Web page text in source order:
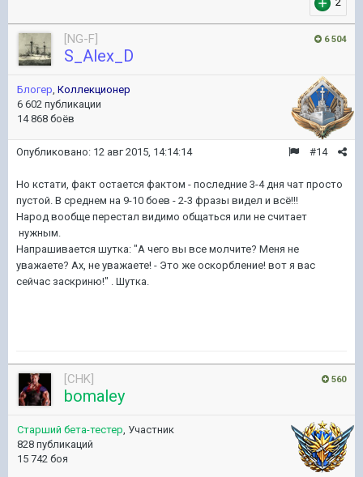
6 504
[NG-F]
S_Alex_D
Блогер Коллекционер
6 602 публикации
14 868 боёв
#14
Опубликовано: 12 авг 2015, 14:14:14
Но кстати, факт остается фактом - последние 3-4 дня чат просто
пустой. В среднем на 9-10 боев - 2-3 фразы видел и всё!!!
Народ вообще перестал видимо общаться или не считает
нужным.
Напрашивается шутка: "А чего вы все молчите? Меня не
уважаете? Ах, не уважаете! - Это же оскорбление! вот я вас
сейчас заскриню!" . Шутка.
560
[CHK]
bomaley
Старший бета-тестер , Участник
828 публикаций
15 742 боя